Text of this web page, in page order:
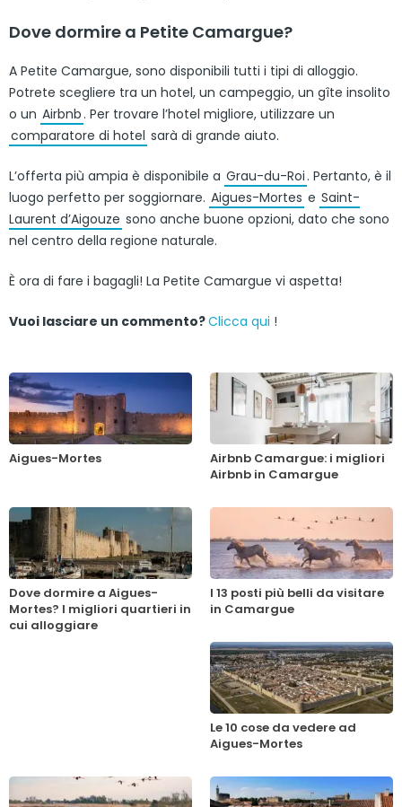
Dove dormire a Petite Camargue?
A Petite Camargue, sono disponibili tutti i tipi di alloggio.
Potrete scegliere tra un hotel, un campeggio, un gîte insolito
o un Airbnb . Per trovare l’hotel migliore, utilizzare un
comparatore di hotel sarà di grande aiuto.
L’offerta più ampia è disponibile a Grau-du-Roi . Pertanto, è il
luogo perfetto per soggiornare. Aigues-Mortes e Saint-
Laurent d’Aigouze sono anche buone opzioni, dato che sono
nel centro della regione naturale.
È ora di fare i bagagli! La Petite Camargue vi aspetta!
Vuoi lasciare un commento?Clicca qui !
Aigues-Mortes
Airbnb Camargue: i migliori
Airbnb in Camargue
Dove dormire a Aigues-
Mortes? I migliori quartieri in
cui alloggiare
I 13 posti più belli da visitare
in Camargue
Le 10 cose da vedere ad
Aigues-Mortes